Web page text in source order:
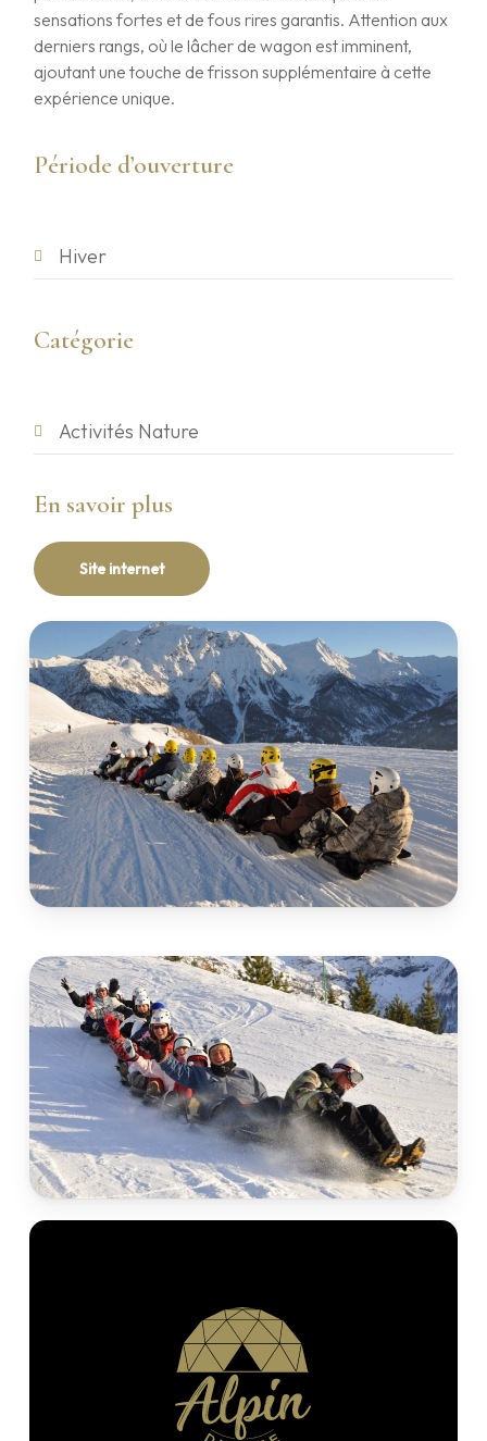
sensations fortes et de fous rires garantis. Attention aux
derniers rangs, où le lâcher de wagon est imminent,
ajoutant une touche de frisson supplémentaire à cette
expérience unique.
Période d’ouverture
Hiver
Catégorie
Activités Nature
En savoir plus
Site internet